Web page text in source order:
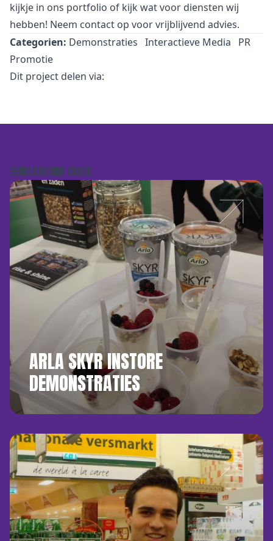
kijkje in ons portfolio of kijk wat voor diensten wij
hebben! Neem contact op voor vrijblijvend advies.
Categorien: Demonstraties Interactieve Media
PR
Promotie
Dit project delen via:
GERELATEERDE CASES
ARLA SKYR INSTORE
DEMONSTRATIES